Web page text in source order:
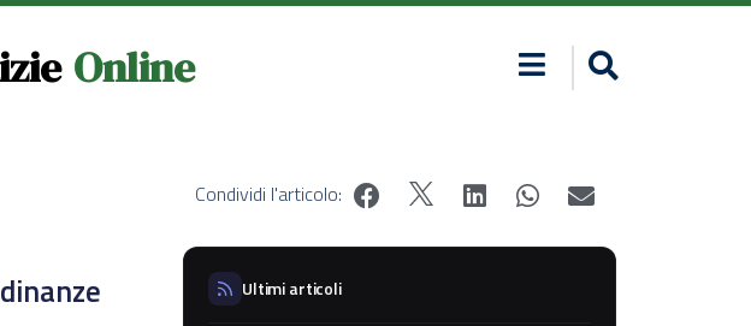
Online
Condividi l'articolo:
Ultimi articoli